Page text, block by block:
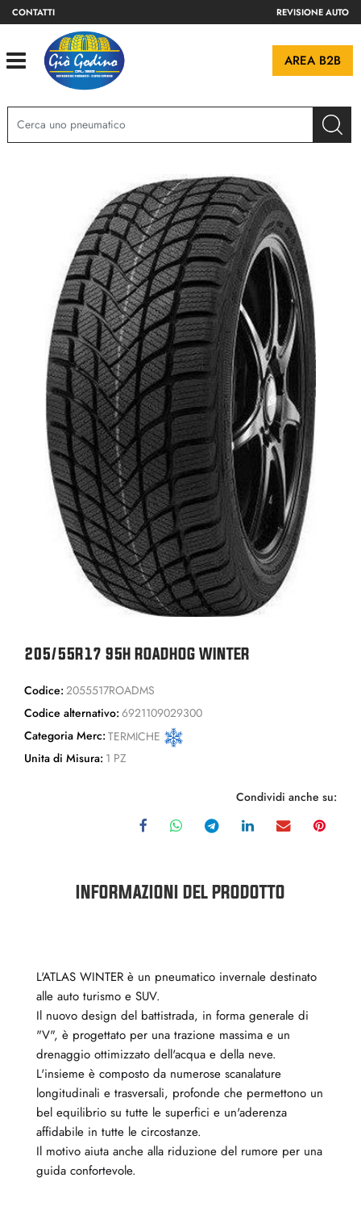
CONTATTI REVISIONE AUTO
Open AREA B2B
205/55R17 95H ROADHOG WINTER
Codice: 2055517ROADMS
Codice alternativo: 6921109029300
Categoria Merc: TERMICHE
Unita di Misura: 1 PZ
Condividi anche su:
INFORMAZIONI DEL PRODOTTO
L'ATLAS WINTER è un pneumatico invernale destinato
alle auto turismo e SUV.
Il nuovo design del battistrada, in forma generale di
"V", è progettato per una trazione massima e un
drenaggio ottimizzato dell'acqua e della neve.
L'insieme è composto da numerose scanalature
longitudinali e trasversali, profonde che permettono un
bel equilibrio su tutte le superfici e un'aderenza
affidabile in tutte le circostanze.
Il motivo aiuta anche alla riduzione del rumore per una
guida confortevole.